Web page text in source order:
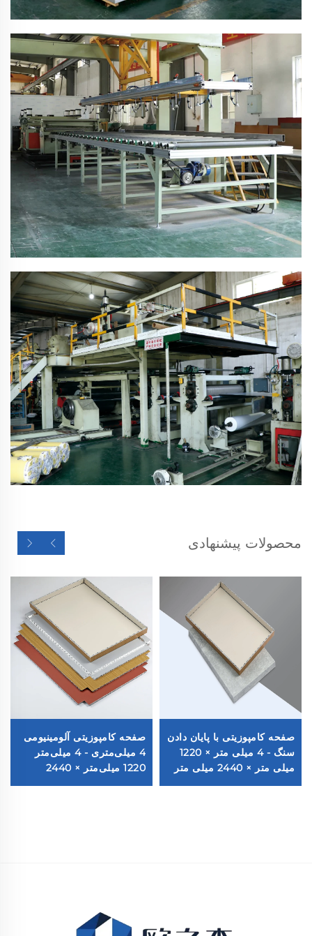
محصولات پیشنهادی
صفحه کامپوزیتی با پایان دادن
سنگ - 4 میلی متر × 1220
میلی متر × 2440 میلی متر
صفحه کامپوزیتی آلومینیومی
4 میلی‌متری - 4 میلی‌متر
1220 میلی‌متر × 2440
میلی‌متر (122 سانتی‌متر ×